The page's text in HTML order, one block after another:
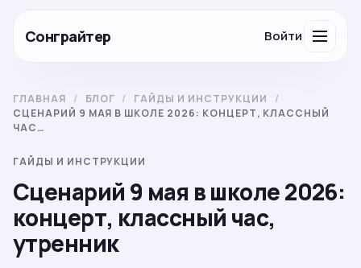
Сонграйтер Войти
ГЛАВНАЯ / БЛОГ / ГАЙДЫ И ИНСТРУКЦИИ
/
СЦЕНАРИЙ 9 МАЯ В ШКОЛЕ 2026: КОНЦЕРТ, КЛАССНЫЙ
ЧАС…
ГАЙДЫ И ИНСТРУКЦИИ
Сценарий 9 мая в школе 2026:
концерт, классный час,
утренник